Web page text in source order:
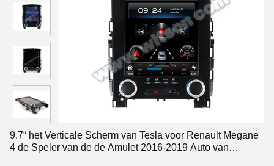
9.7“ het Verticale Scherm van Tesla voor Renault Megane
4 de Speler van de de Amulet 2016-2019 Auto van